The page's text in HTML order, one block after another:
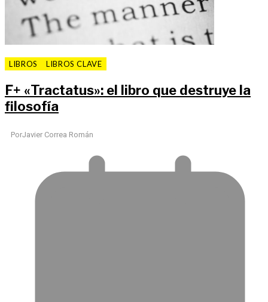
LIBROS LIBROS CLAVE
F+ «Tractatus»: el libro que destruye la
filosofía
PorJavier Correa Román